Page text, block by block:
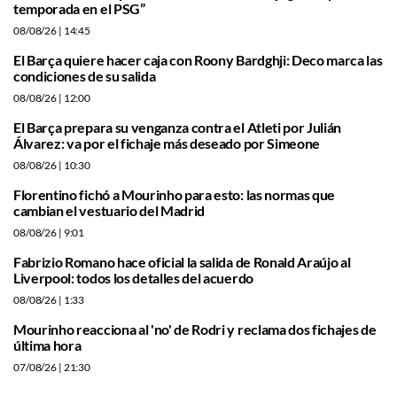
temporada en el PSG”
08/08/26 | 14:45
El Barça quiere hacer caja con Roony Bardghji: Deco marca las
condiciones de su salida
08/08/26 | 12:00
El Barça prepara su venganza contra el Atleti por Julián
Álvarez: va por el fichaje más deseado por Simeone
08/08/26 | 10:30
Florentino fichó a Mourinho para esto: las normas que
cambian el vestuario del Madrid
08/08/26 | 9:01
Fabrizio Romano hace oficial la salida de Ronald Araújo al
Liverpool: todos los detalles del acuerdo
08/08/26 | 1:33
Mourinho reacciona al 'no' de Rodri y reclama dos fichajes de
última hora
07/08/26 | 21:30